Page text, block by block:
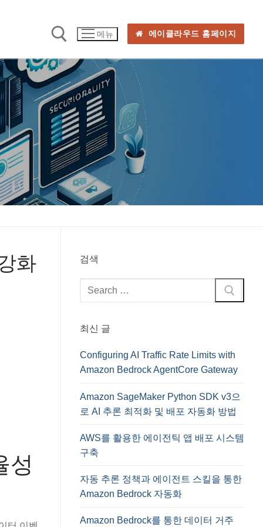
메뉴 에이클라우드 홈페이지
화
성
검색
검
색
최신 글
Configuring AI Traffic Rate Limits with
Amazon Bedrock AgentCore Gateway
Amazon SageMaker Python SDK v3으
로 AI 추론 최적화 및 배포 자동화 방법
AWS를 활용한 에이전틱 앱 배포 시스템
구축
자동 추론 정책과 에이전트 스킬을 통한
Amazon Bedrock 자동화
Amazon Bedrock를 통한 데이터 거주